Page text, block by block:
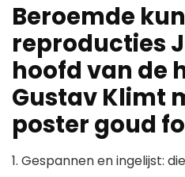
Beroemde
reproducties
hoofd van de
Gustav Klimt
poster goud
1. Gespannen en ingelijst: